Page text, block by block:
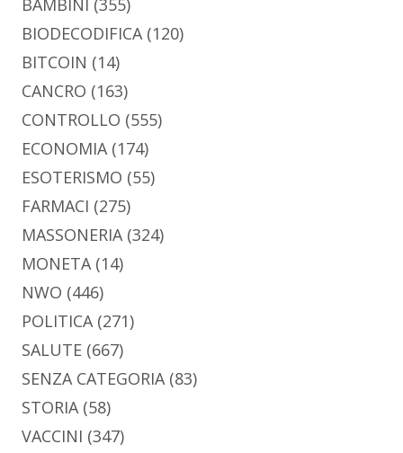
BAMBINI (355)
BIODECODIFICA(120)
BITCOIN (14)
CANCRO (163)
CONTROLLO (555)
ECONOMIA(174)
ESOTERISMO (55)
FARMACI (275)
MASSONERIA(324)
MONETA(14)
NWO (446)
POLITICA(271)
SALUTE (667)
SENZA CATEGORIA(83)
STORIA(58)
VACCINI (347)